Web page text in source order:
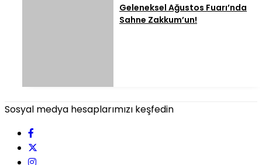
Geleneksel Ağustos Fuarı’nda
Sahne Zakkum’un!
Sosyal medya hesaplarımızı keşfedin